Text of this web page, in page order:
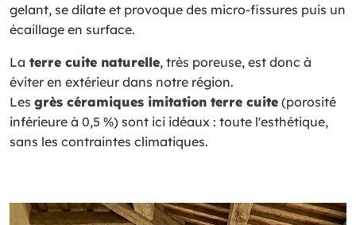
gelant, se dilate et provoque des micro-fissures puis un
écaillage en surface.
La terre cuite naturelle, très poreuse, est donc à
éviter en extérieur dans notre région.
Les grès céramiques imitation terre cuite (porosité
inférieure à 0,5 %) sont ici idéaux : toute l'esthétique,
sans les contraintes climatiques.